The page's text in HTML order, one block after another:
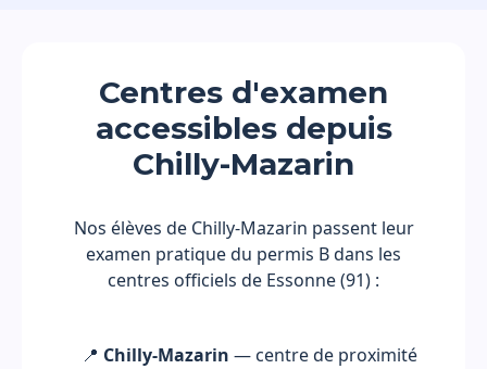
Centres d'examen
accessibles depuis
Chilly-Mazarin
Nos élèves de Chilly-Mazarin passent leur
examen pratique du permis B dans les
centres officiels de Essonne (91) :
📍 Chilly-Mazarin — centre de proximité